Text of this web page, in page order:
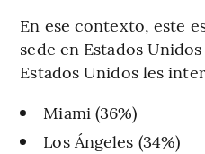
En ese contexto, este
sede en Estados
Estados Unidos les
Miami (36%)
Los Ángeles (34%)